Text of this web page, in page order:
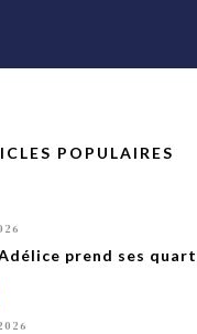
POPULAIRES
prend ses